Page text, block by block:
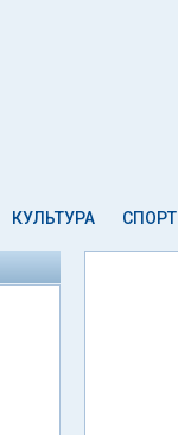
КУЛЬТУРА СПОРТ